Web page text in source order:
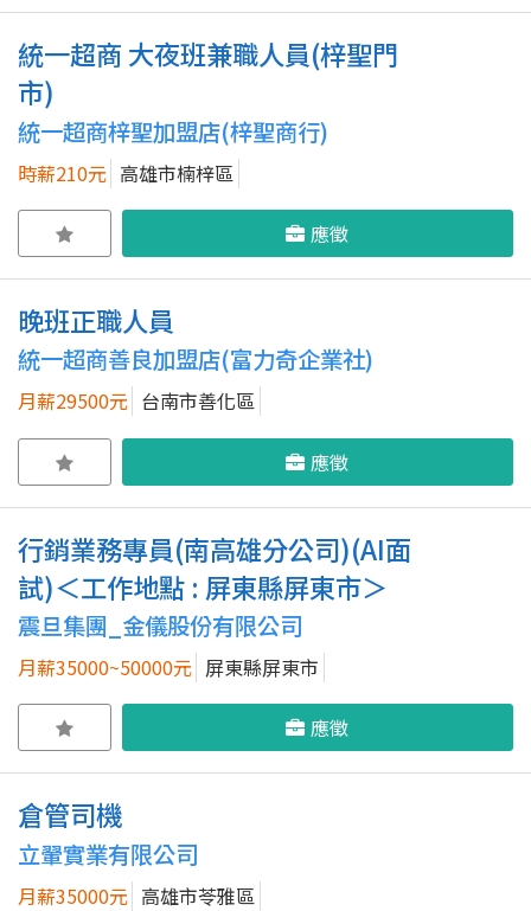
統一超商 大夜班兼職人員(梓聖門
市)
統一超商梓聖加盟店(梓聖商行)
時薪210元 高雄市楠梓區
應徵
晚班正職人員
統一超商善良加盟店(富力奇企業社)
月薪29500元 台南市善化區
應徵
行銷業務專員(南高雄分公司)(AI面
試)＜工作地點 : 屏東縣屏東市＞
震旦集團_金儀股份有限公司
月薪35000~50000元 屏東縣屏東市
應徵
倉管司機
立翬實業有限公司
月薪35000元 高雄市苓雅區